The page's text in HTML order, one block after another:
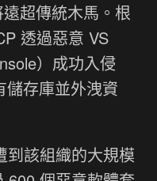
超傳統木馬。根
透過惡意 VS
）成功入侵
儲存庫並外洩資
到該組織的大規模